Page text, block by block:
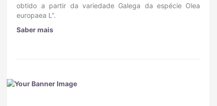
obtido a partir da variedade Galega da espécie Olea
europaea L”.
Saber mais